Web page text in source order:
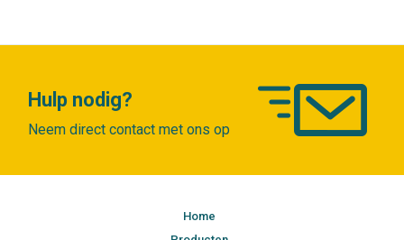
Hulp nodig?
Neem direct contact met ons op
Home